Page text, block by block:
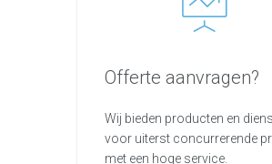
Offerte aanvragen?
Wij bieden producten en
voor uiterst concurrerende
met een hoge service.